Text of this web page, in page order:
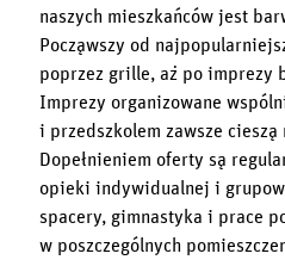
naszych mieszkańców jest
Począwszy od
poprzez grille, aż po imprezy
Imprezy organizowane
i przedszkolem zawsze cieszą
Dopełnieniem oferty są
opieki indywidualnej i
spacery, gimnastyka i prace
w poszczególnych